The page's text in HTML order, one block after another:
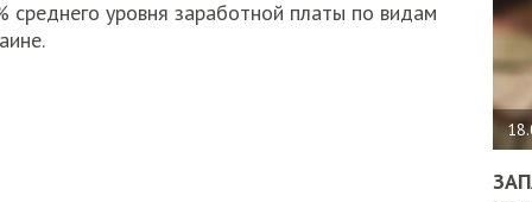
среднего уровня заработной платы по видам
ДО
ЄС
-